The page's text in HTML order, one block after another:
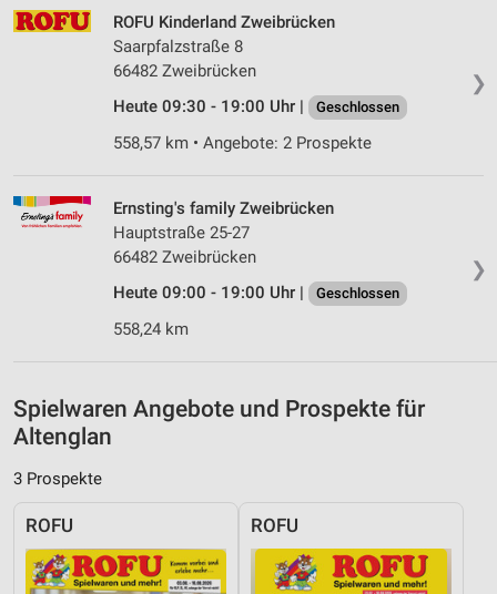
❯
ROFU Kinderland Zweibrücken
Saarpfalzstraße 8
66482 Zweibrücken
Heute 09:30 - 19:00 Uhr |
Geschlossen
558,57 km • Angebote: 2 Prospekte
❯
Ernsting's family Zweibrücken
Hauptstraße 25-27
66482 Zweibrücken
Heute 09:00 - 19:00 Uhr |
Geschlossen
558,24 km
Spielwaren Angebote und Prospekte für
Altenglan
3 Prospekte
ROFU ROFU
Verwendung von Profilen zur Auswahl
personalisierter Inhalte
Messung der Werbeleistung
Messung der Performance von Inhalten
Quellen
Entwicklung und Verbesserung der Angebote
Verwendung reduzierter Daten zur Auswahl von
Geräte anhand von aktiv angeforderten
Informationen identifizieren
Nicht-IAB-Verarbeitungszwecke:
Notwendig
Performance